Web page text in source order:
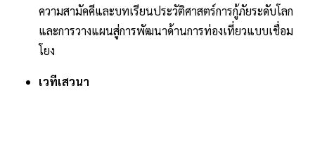
ความสามัคคีและบทเรียนประวัติศาสตร์การกู้ภัยระดับโลก
และการวางแผนสู่การพัฒนาด้านการท่องเที่ยวแบบเชื่อม
โยง
เวทีเสวนา